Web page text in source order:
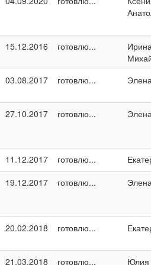
15.12.2016 готовлю...
03.08.2017 готовлю...
27.10.2017 готовлю...
11.12.2017 готовлю...
19.12.2017 готовлю...
20.02.2018 готовлю...
21.03.2018 готовлю... Юлия